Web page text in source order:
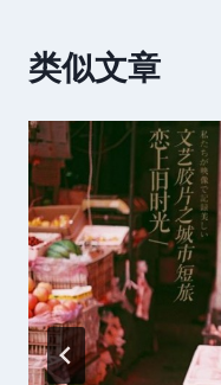
类似文章